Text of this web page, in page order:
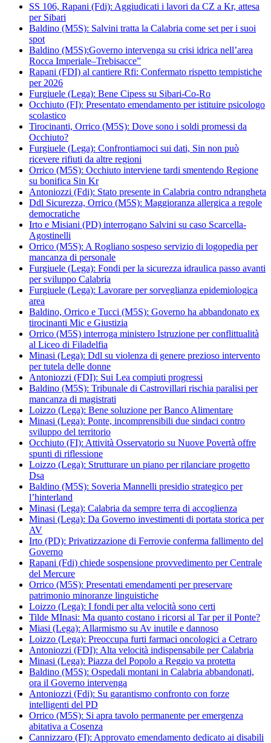
SS 106, Rapani (Fdi): Aggiudicati i lavori da CZ a Kr, attesa
per Sibari
Baldino (M5S): Salvini tratta la Calabria come set per i suoi
spot
Baldino (M5S):Governo intervenga su crisi idrica nell’area
Rocca Imperiale–Trebisacce”
Rapani (FDI) al cantiere Rfi: Confermato rispetto tempistiche
per 2026
Furgiuele (Lega): Bene Cipess su Sibari-Co-Ro
Occhiuto (FI): Presentato emendamento per istituire psicologo
scolastico
Tirocinanti, Orrico (M5S): Dove sono i soldi promessi da
Occhiuto?
Furgiuele (Lega): Confrontiamoci sui dati, Sin non può
ricevere rifiuti da altre regioni
Orrico (M5S): Occhiuto interviene tardi smentendo Regione
su bonifica Sin Kr
Antoniozzi (Fdi): Stato presente in Calabria contro ndrangheta
Ddl Sicurezza, Orrico (M5S): Maggioranza allergica a regole
democratiche
Irto e Misiani (PD) interrogano Salvini su caso Scarcella-
Agostinelli
Orrico (M5S): A Rogliano sospeso servizio di logopedia per
mancanza di personale
Furgiuele (Lega): Fondi per la sicurezza idraulica passo avanti
per sviluppo Calabria
Furgiuele (Lega): Lavorare per sorveglianza epidemiologica
area
Baldino, Orrico e Tucci (M5S): Governo ha abbandonato ex
tirocinanti Mic e Giustizia
Orrico (M5S) interroga ministero Istruzione per conflittualità
al Liceo di Filadelfia
Minasi (Lega): Ddl su violenza di genere prezioso intervento
per tutela delle donne
Antoniozzi (FDI): Sui Lea compiuti progressi
Baldino (M5S): Tribunale di Castrovillari rischia paralisi per
mancanza di magistrati
Loizzo (Lega): Bene soluzione per Banco Alimentare
Minasi (Lega): Ponte, incomprensibili due sindaci contro
sviluppo del territorio
Occhiuto (FI): Attività Osservatorio su Nuove Povertà offre
spunti di riflessione
Loizzo (Lega): Strutturare un piano per rilanciare progetto
Dsa
Baldino (M5S): Soveria Mannelli presidio strategico per
l’hinterland
Minasi (Lega): Calabria da sempre terra di accoglienza
Minasi (Lega): Da Governo investimenti di portata storica per
AV
Irto (PD): Privatizzazione di Ferrovie conferma fallimento del
Governo
Rapani (Fdi) chiede sospensione provvedimento per Centrale
del Mercure
Orrico (M5S): Presentati emendamenti per preservare
patrimonio minoranze linguistiche
Loizzo (Lega): I fondi per alta velocità sono certi
Tilde MInasi: Ma quanto costano i ricorsi al Tar per il Ponte?
Miasi (Lega): Allarmismo su Av inutile e dannoso
Loizzo (Lega): Preoccupa furti farmaci oncologici a Cetraro
Antoniozzi (FDI): Alta velocità indispensabile per Calabria
Minasi (Lega): Piazza del Popolo a Reggio va protetta
Baldino (M5S): Ospedali montani in Calabria abbandonati,
ora il Governo intervenga
Antoniozzi (Fdi): Su garantismo confronto con forze
intelligenti del PD
Orrico (M5S): Si apra tavolo permanente per emergenza
abitativa a Cosenza
Cannizzaro (FI): Approvato emendamento dedicato ai disabili